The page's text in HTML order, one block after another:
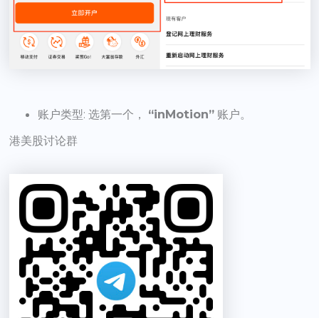
账户类型: 选第一个， “inMotion”账户。
港美股讨论群